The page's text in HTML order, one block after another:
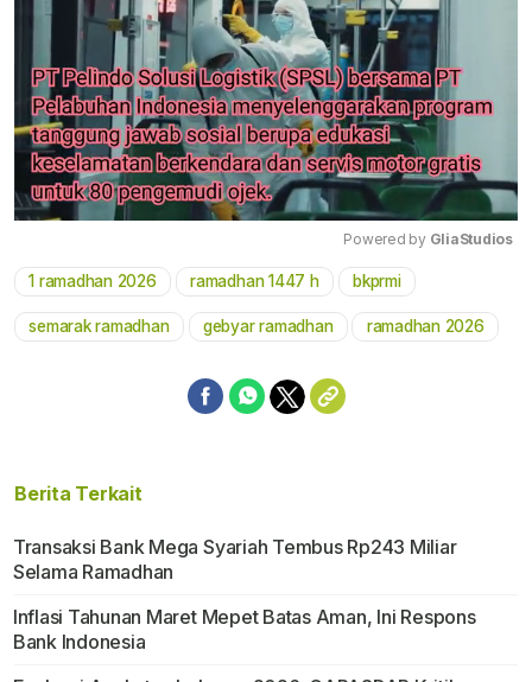
Powered by GliaStudios
1 ramadhan 2026 ramadhan 1447 h bkprmi
semarak ramadhan gebyar ramadhan ramadhan 2026
Berita Terkait
Transaksi Bank Mega Syariah Tembus Rp243 Miliar
Selama Ramadhan
Inflasi Tahunan Maret Mepet Batas Aman, Ini Respons
Bank Indonesia